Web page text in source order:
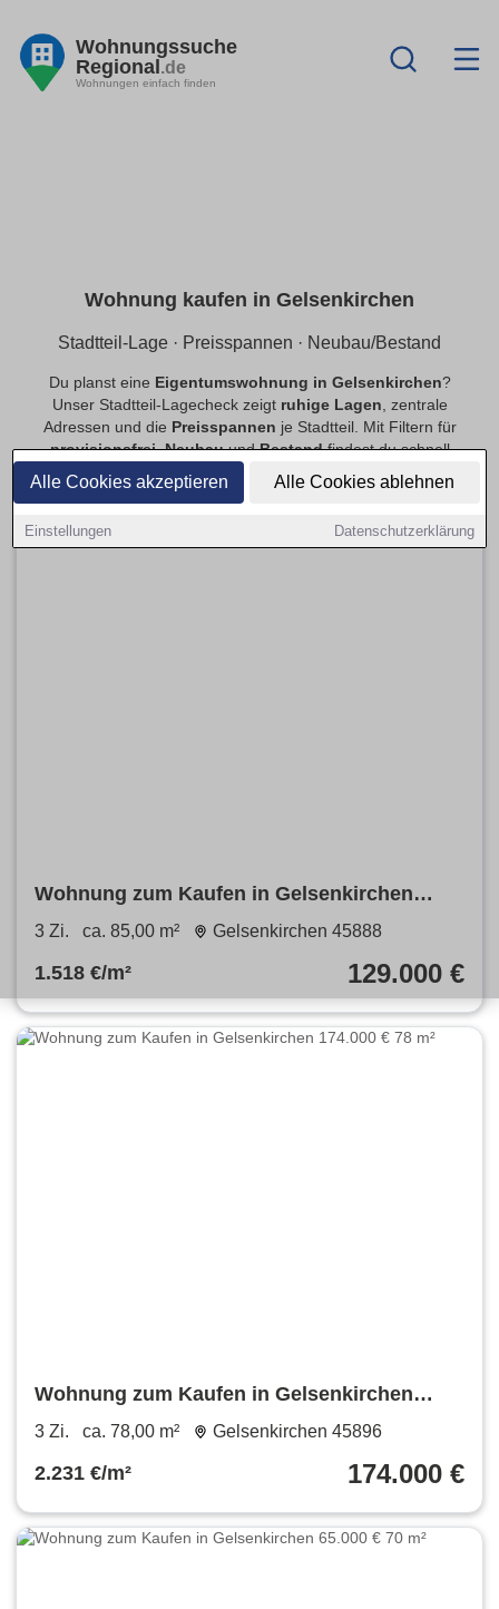
Alle Cookies akzeptieren Alle Cookies ablehnen
Einstellungen Datenschutzerklärung
Wohnungssuche
Regional.de
Wohnungen einfach finden
Wohnung kaufen in Gelsenkirchen
Stadtteil-Lage · Preisspannen · Neubau/Bestand
Du planst eine Eigentumswohnung in Gelsenkirchen?
Unser Stadtteil-Lagecheck zeigt ruhige Lagen , zentrale
Adressen und die Preisspannen je Stadtteil. Mit Filtern für
provisionsfrei,NeubauundBestandfindest du schnell
passende Angebote.
Wohnung zum Kaufen in Gelsenkirchen
129.000 € 85 m²
3 Zi. ca. 85,00 m² Gelsenkirchen 45888
1.518 €/m² 129.000 €
Wohnung zum Kaufen in Gelsenkirchen
174.000 € 78 m²
3 Zi. ca. 78,00 m² Gelsenkirchen 45896
2.231 €/m² 174.000 €